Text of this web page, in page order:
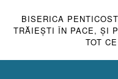
BISERICA
TRĂIEŞTI ÎN PACE, ŞI
TOT